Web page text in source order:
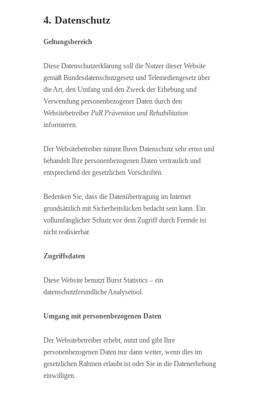
4. Datenschutz
Geltungsbereich
Diese Datenschutzerklärung soll die Nutzer dieser Website
gemäß Bundesdatenschutzgesetz und Telemediengesetz über
die Art, den Umfang und den Zweck der Erhebung und
Verwendung personenbezogener Daten durch den
Websitebetreiber PuR Prävention und Rehabilitation
informieren.
Der Websitebetreiber nimmt Ihren Datenschutz sehr ernst und
behandelt Ihre personenbezogenen Daten vertraulich und
entsprechend der gesetzlichen Vorschriften.
Bedenken Sie, dass die Datenübertragung im Internet
grundsätzlich mit Sicherheitslücken bedacht sein kann. Ein
vollumfänglicher Schutz vor dem Zugriff durch Fremde ist
nicht realisierbar.
Zugriffsdaten
Diese Website benutzt Burst Statistics – ein
datenschutzfreundliche Analysetool.
Umgang mit personenbezogenen Daten
Der Websitebetreiber erhebt, nutzt und gibt Ihre
personenbezogenen Daten nur dann weiter, wenn dies im
gesetzlichen Rahmen erlaubt ist oder Sie in die Datenerhebung
einwilligen.